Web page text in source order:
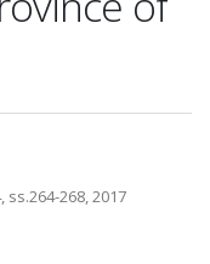
ss.264-268, 2017